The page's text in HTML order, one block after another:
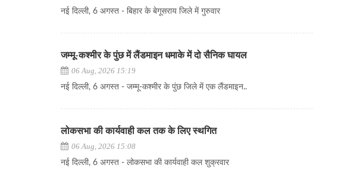
नई दिल्ली, 6 अगस्त - बिहार के बेगूसराय जिले में गुरुवार
जम्मू-कश्मीर के पुंछ में लैंडमाइन धमाके में दो सैनिक घायल
06 Aug, 2026 15:19
नई दिल्ली, 6 अगस्त - जम्मू-कश्मीर के पुंछ जिले में एक लैंडमाइन..
लोकसभा की कार्यवाही कल तक के लिए स्थगित
06 Aug, 2026 15:08
नई दिल्ली, 6 अगस्त - लोकसभा की कार्यवाही कल शुक्रवार